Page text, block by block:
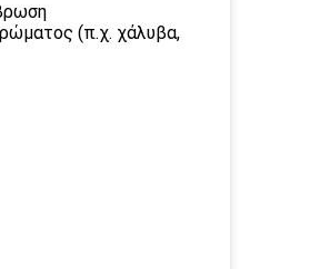
(π.χ. χάλυβα,